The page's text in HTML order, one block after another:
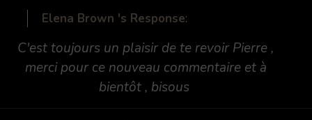
Elena Brown 's Response:
C'est toujours un plaisir de te revoir Pierre ,
merci pour ce nouveau commentaire et à
bientôt , bisous